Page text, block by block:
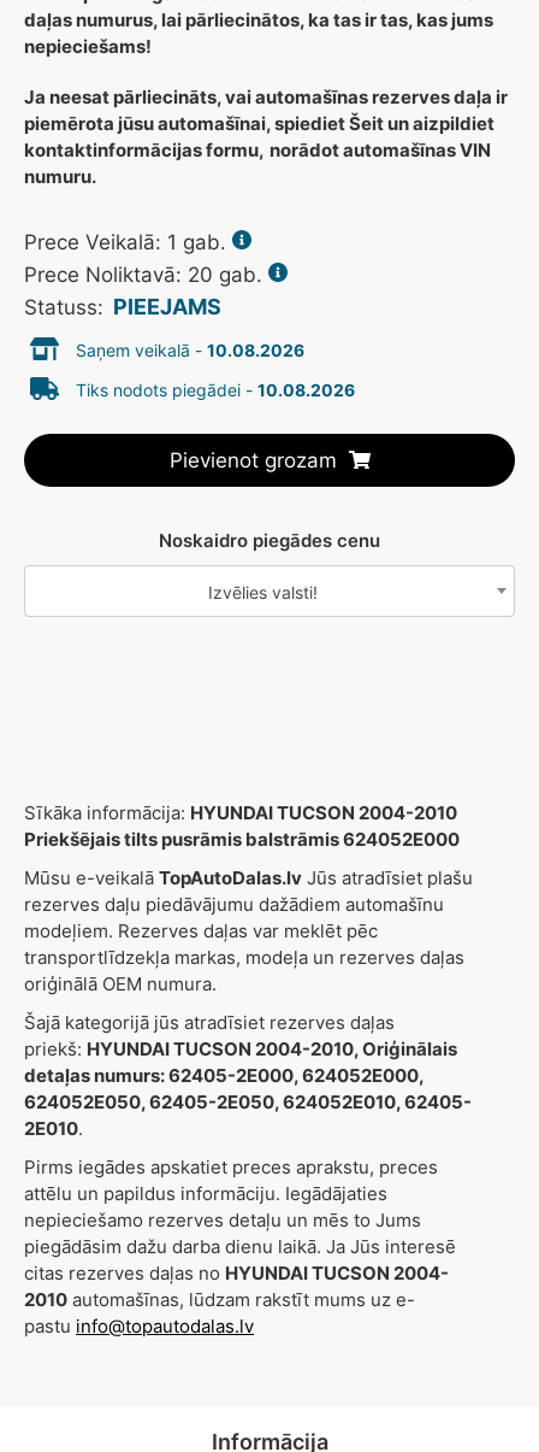
daļas numurus, lai pārliecinātos, ka tas ir tas, kas jums
nepieciešams!
Ja neesat pārliecināts, vai automašīnas rezerves daļa ir
piemērota jūsu automašīnai, spiediet Šeit un aizpildiet
kontaktinformācijas formu, norādot automašīnas VIN
numuru.
Prece Veikalā: 1 gab.
Prece Noliktavā: 20 gab.
Statuss: PIEEJAMS
Saņem veikalā - 10.08.2026
Tiks nodots piegādei - 10.08.2026
Pievienot grozam
Noskaidro piegādes cenu
Izvēlies valsti!
Sīkāka informācija: HYUNDAI TUCSON 2004-2010
Priekšējais tilts pusrāmis balstrāmis 624052E000
Mūsu e-veikalā TopAutoDalas.lv Jūs atradīsiet plašu
rezerves daļu piedāvājumu dažādiem automašīnu
modeļiem. Rezerves daļas var meklēt pēc
transportlīdzekļa markas, modeļa un rezerves daļas
oriģinālā OEM numura.
Šajā kategorijā jūs atradīsiet rezerves daļas
priekš: HYUNDAI TUCSON 2004-2010, Oriģinālais
detaļas numurs: 62405-2E000, 624052E000,
624052E050, 62405-2E050, 624052E010, 62405-
2E010.
Pirms iegādes apskatiet preces aprakstu, preces
attēlu un papildus informāciju. Iegādājaties
nepieciešamo rezerves detaļu un mēs to Jums
piegādāsim dažu darba dienu laikā. Ja Jūs interesē
citas rezerves daļas no HYUNDAI TUCSON 2004-
2010 automašīnas, lūdzam rakstīt mums uz e-
pastu info@topautodalas.lv
Informācija